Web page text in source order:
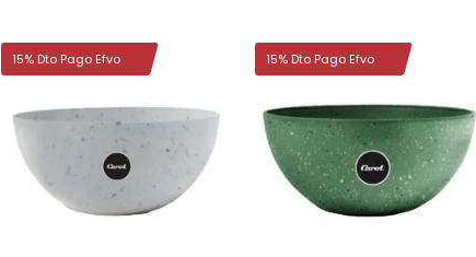
Añadir
lista de
deseos
15% Dto Pago Efvo
Añadir
a la
lista de
deseos
15% Dto Pago Efvo